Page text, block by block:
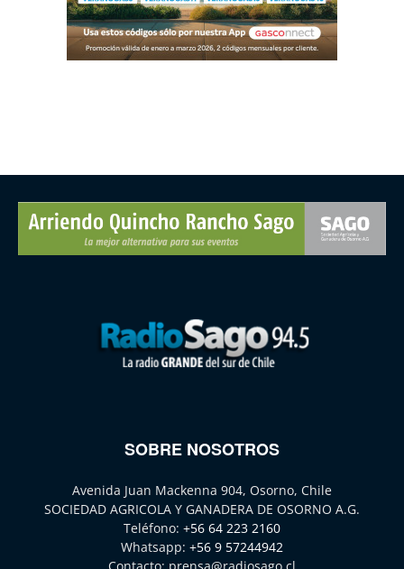
SOBRE NOSOTROS
Avenida Juan Mackenna 904, Osorno, Chile
SOCIEDAD AGRICOLA Y GANADERA DE OSORNO A.G.
Teléfono: +56 64 223 2160
Whatsapp: +56 9 57244942